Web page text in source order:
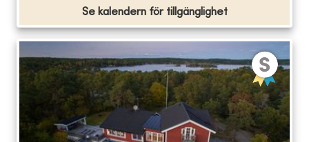
Se kalendern för tillgänglighet